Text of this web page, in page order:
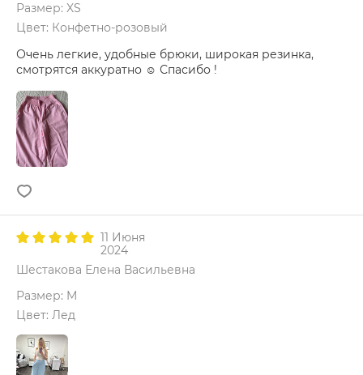
Размер: XS
Цвет: Конфетно-розовый
Очень легкие, удобные брюки, широкая резинка,
смотрятся аккуратно ☺️ Спасибо !
11 Июня
2024
Шестакова Елена Васильевна
Размер: M
Цвет: Лед